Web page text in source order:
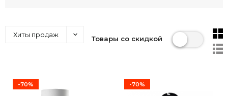
Хиты продаж Товары со скидкой
-70% -70%